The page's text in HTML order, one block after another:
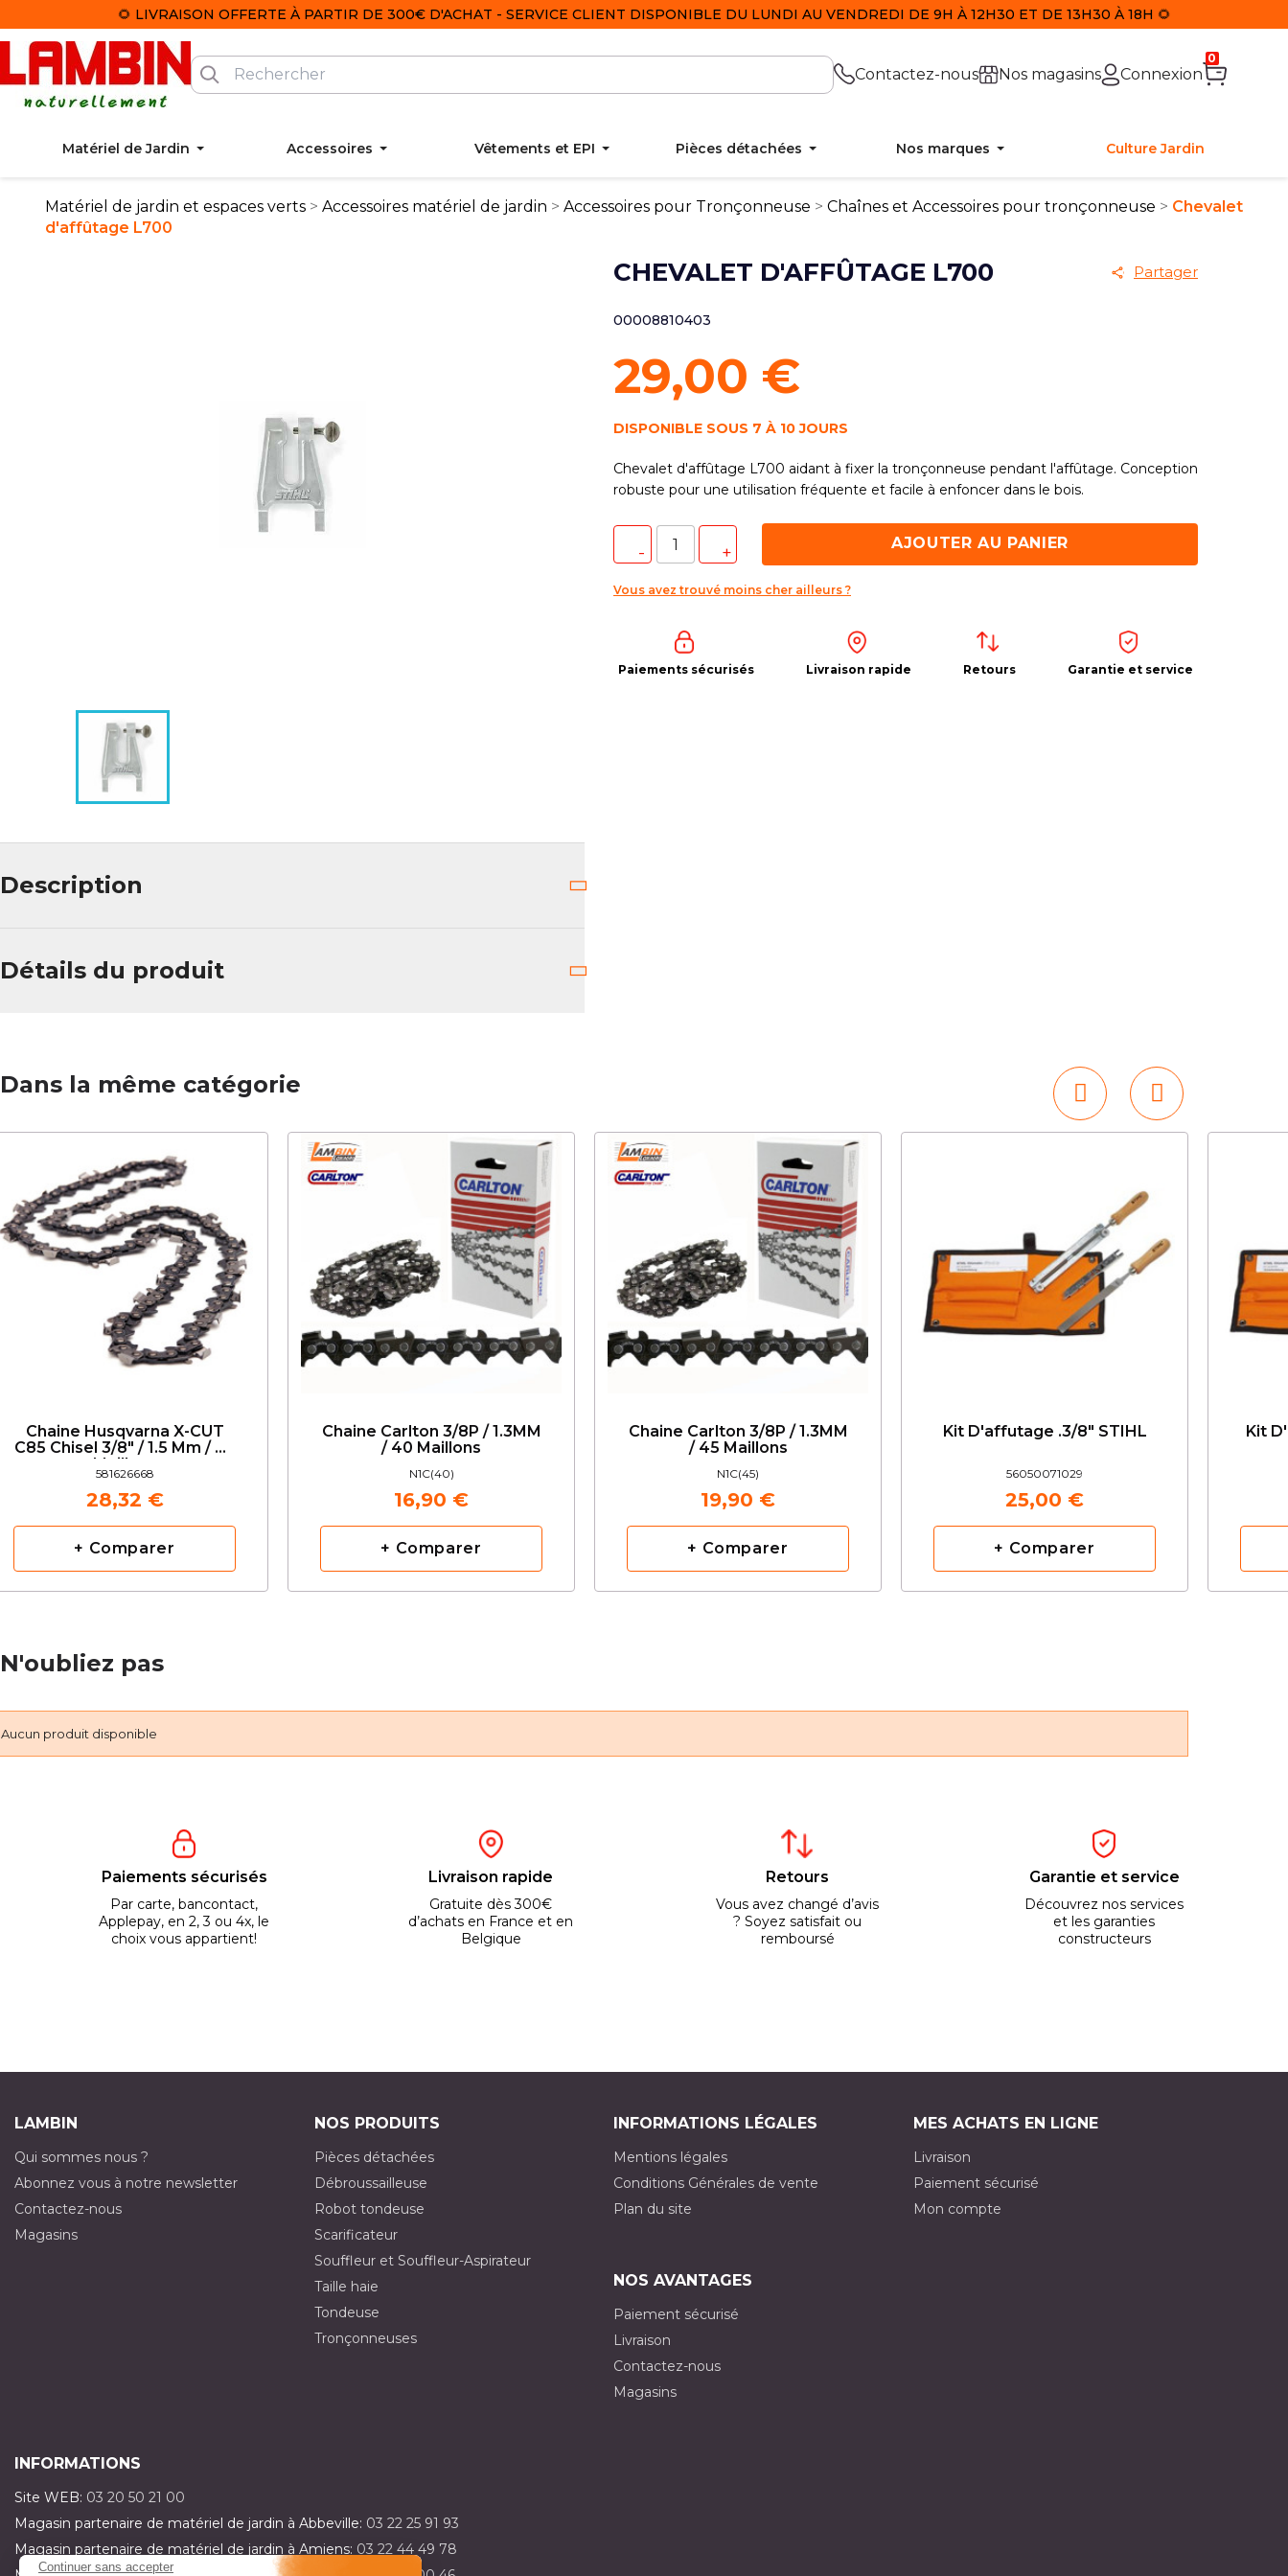
Continuer sans accepter
🌻 LIVRAISON OFFERTE À PARTIR DE 300€ D'ACHAT - SERVICE CLIENT DISPONIBLE DU LUNDI AU VENDREDI DE 9H À 12H30 ET DE 13H30 À 18H 🌻
Contactez-nous Nos magasins Connexion
0
Matériel de Jardin Accessoires Vêtements et EPI Pièces détachées Nos marques Culture Jardin
Matériel de jardin et espaces verts Accessoires matériel de jardin Accessoires pour Tronçonneuse Chaînes et Accessoires pour tronçonneuse
Chevalet
d'affûtage L700
CHEVALET D'AFFÛTAGE L700 Partager
00008810403
29,00 €
DISPONIBLE SOUS 7 À 10 JOURS
Chevalet d'affûtage L700 aidant à fixer la tronçonneuse pendant l'affûtage. Conception
robuste pour une utilisation fréquente et facile à enfoncer dans le bois.
AJOUTER AU PANIER
Vous avez trouvé moins cher ailleurs ?
Paiements sécurisés Livraison rapide Retours Garantie et service
Description
Détails du produit
Dans la même catégorie
Chaine Husqvarna X-CUT
C85 Chisel 3/8" / 1.5 Mm / 68
Maillons
581626668
28,32 €
+ Comparer
Chaine Carlton 3/8P / 1.3MM
/ 40 Maillons
N1C(40)
16,90 €
+ Comparer
Chaine Carlton 3/8P / 1.3MM
/ 45 Maillons
N1C(45)
19,90 €
+ Comparer
Kit D'affutage .3/8" STIHL
56050071029
25,00 €
+ Comparer
Kit
N'oubliez pas
Aucun produit disponible
Paiements sécurisés
Par carte, bancontact,
Applepay, en 2, 3 ou 4x, le
choix vous appartient!
Livraison rapide
Gratuite dès 300€
d’achats en France et en
Belgique
Retours
Vous avez changé d’avis
? Soyez satisfait ou
remboursé
Garantie et service
Découvrez nos services
et les garanties
constructeurs
LAMBIN
Qui sommes nous ?
Abonnez vous à notre newsletter
Contactez-nous
Magasins
NOS PRODUITS
Pièces détachées
Débroussailleuse
Robot tondeuse
Scarificateur
Souffleur et Souffleur-Aspirateur
Taille haie
Tondeuse
Tronçonneuses
INFORMATIONS LÉGALES
Mentions légales
Conditions Générales de vente
Plan du site
MES ACHATS EN LIGNE
Livraison
Paiement sécurisé
Mon compte
NOS AVANTAGES
Paiement sécurisé
Livraison
Contactez-nous
Magasins
INFORMATIONS
Site WEB: 03 20 50 21 00
Magasin partenaire de matériel de jardin à Abbeville: 03 22 25 91 93
Magasin partenaire de matériel de jardin à Amiens: 03 22 44 49 78